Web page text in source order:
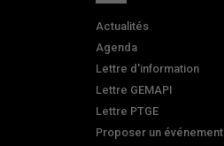
Actualités
Agenda
Lettre d'information
Lettre GEMAPI
Lettre PTGE
Proposer un événement